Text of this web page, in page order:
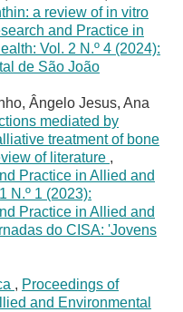
a review of in vitro
and Practice in
Vol. 2 N.º 4 (2024):
de São João
Ângelo Jesus, Ana
mediated by
treatment of bone
of literature ,
Practice in Allied and
N.º 1 (2023):
Practice in Allied and
do CISA: 'Jovens
, Proceedings of
and Environmental